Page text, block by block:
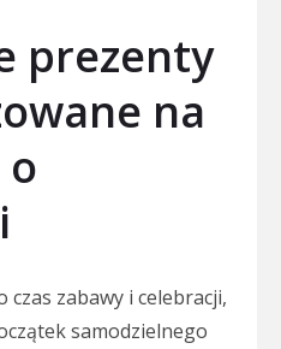
prezenty
na
o
zabawy i celebracji,
samodzielnego